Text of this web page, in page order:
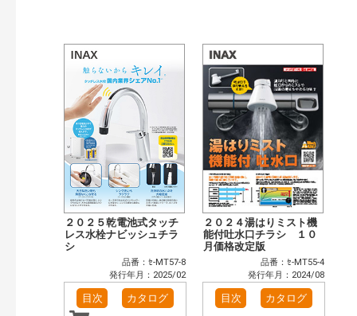
２０２５乾電池式タッチ
レス水栓ナビッシュチラ
シ
品番：ｾ-MT57-8
発行年月：2025/02
目次 カタログ
２０２４湯はりミスト機
能付吐水口チラシ １０
月価格改定版
品番：ｾ-MT55-4
発行年月：2024/08
目次 カタログ